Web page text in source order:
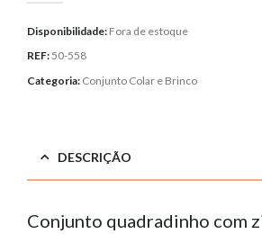
Disponibilidade: Fora de estoque
REF:50-558
Categoria: Conjunto Colar e Brinco
DESCRIÇÃO
Conjunto quadradinho com